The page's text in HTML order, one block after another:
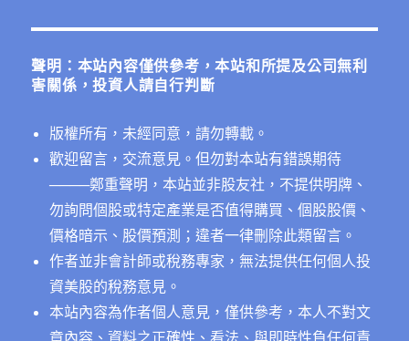
鍵
聲明：本站內容僅供參考，本站和所提及公司無利
害關係，投資人請自行判斷
版權所有，未經同意，請勿轉載。
歡迎留言，交流意見。但勿對本站有錯誤期待
────鄭重聲明，本站並非股友社，不提供明牌、
勿詢問個股或特定產業是否值得購買、個股股價、
價格暗示、股價預測；違者一律刪除此類留言。
作者並非會計師或稅務專家，無法提供任何個人投
資美股的稅務意見。
本站內容為作者個人意見，僅供參考，本人不對文
章內容、資料之正確性、看法、與即時性負任何責